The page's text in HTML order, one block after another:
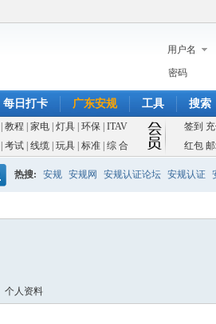
用户名
密码
每日打卡 广东安规 工具 搜索
教程 家电 灯具 环保 ITAV 签到
考试| 线缆| 玩具| 标准| 综 合 红包
热搜: 安规 安规网 安规认证论坛 安规认证
个人资料